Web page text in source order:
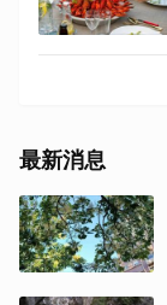
最新消息